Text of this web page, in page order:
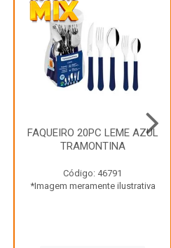
FAQUEIRO 20PC LEME AZUL
TRAMONTINA
Código: 46791
*Imagem meramente ilustrativa